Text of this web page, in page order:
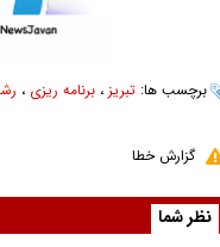
برچسب ها: تبریز، برنامه ریزی ،
گزارش خطا
نظر شما